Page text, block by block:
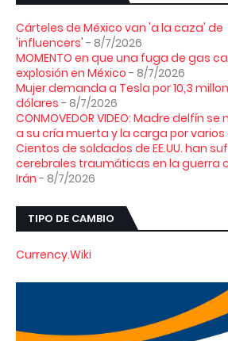
Cárteles de México van 'a la caza' de
'influencers' - 8/7/2026
MOMENTO en que una fuga de gas
explosión en México - 8/7/2026
Mujer demanda a Tesla por 10,3
dólares - 8/7/2026
CONMOVEDOR VIDEO: Madre delfín
a su cría muerta y la carga por varios
Cientos de soldados de EE.UU. han
cerebrales traumáticas en la guerra
Irán - 8/7/2026
TIPO DE CAMBIO
Currency.Wiki